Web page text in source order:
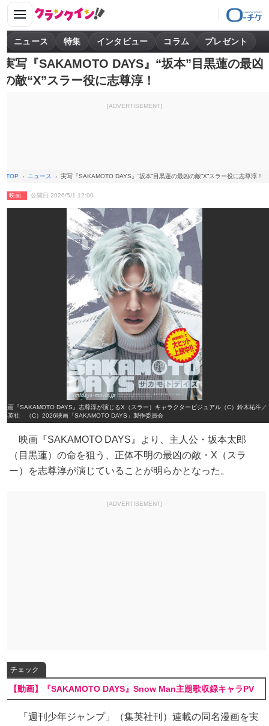
ニュース 特集 インタビュー コラム プレゼント
実写『SAKAMOTO DAYS』“坂本”目黒蓮の最凶
の敵“X”スラー役に志尊淳！
[ADVERTISEMENT]
TOP ニュース 実写『SAKAMOTO DAYS』“坂本”目黒蓮の最凶の敵“X”スラー役に志尊淳！
映画 公開日 2026/5/1 12:00
映画『SAKAMOTO DAYS』志尊淳が演じるX（スラー）キャラクタービジュアル（C）鈴木祐斗／
集英社 （C）2026映画「SAKAMOTO DAYS」製作委員会
映画『SAKAMOTO DAYS』より、主人公・坂本太郎
（目黒蓮）の命を狙う、正体不明の最凶の敵・X（スラ
ー）を志尊淳が演じていることが明らかとなった。
[ADVERTISEMENT]
チェック
【動画】『SAKAMOTO DAYS』Snow Man主題歌収録キャラPV
「週刊少年ジャンプ」（集英社刊）連載の同名漫画を実